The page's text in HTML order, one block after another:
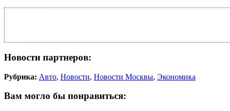
Новости партнеров:
Рубрика: Авто, Новости, Новости Москвы, Экономика
Вам могло бы понравиться: